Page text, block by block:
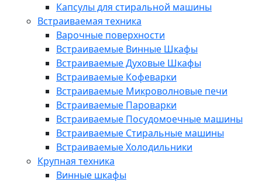
Капсулы для стиральной машины
Встраиваемая техника
Варочные поверхности
Встраиваемые Винные Шкафы
Встраиваемые Духовые Шкафы
Встраиваемые Кофеварки
Встраиваемые Микроволновые печи
Встраиваемые Пароварки
Встраиваемые Посудомоечные машины
Встраиваемые Стиральные машины
Встраиваемые Холодильники
Крупная техника
Винные шкафы